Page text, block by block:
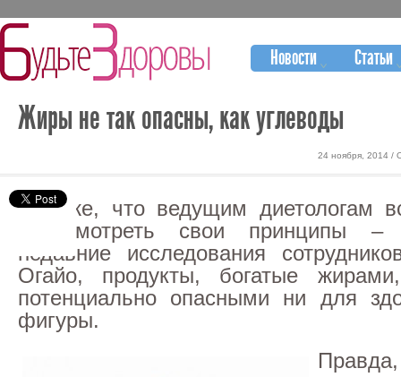
Новости Статьи
Жиры не так опасны, как углеводы
24 ноября, 2014 /
Похоже, что ведущим диетологам
пересмотреть свои принципы –
недавние исследования
Огайо, продукты, богатые
потенциально опасными ни для
фигуры.